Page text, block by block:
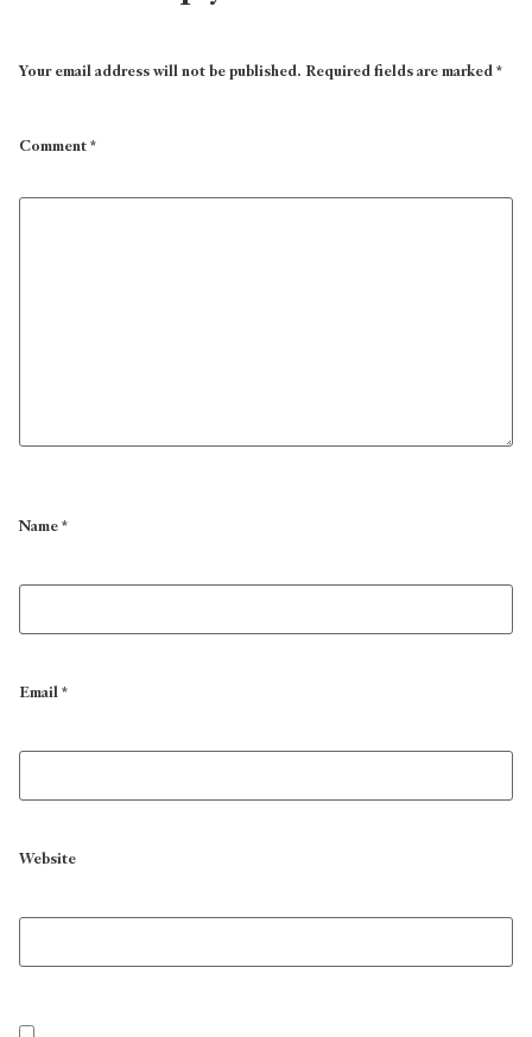
Your email address will not be published.Required fields are marked*
Comment*
Name*
Email*
Website